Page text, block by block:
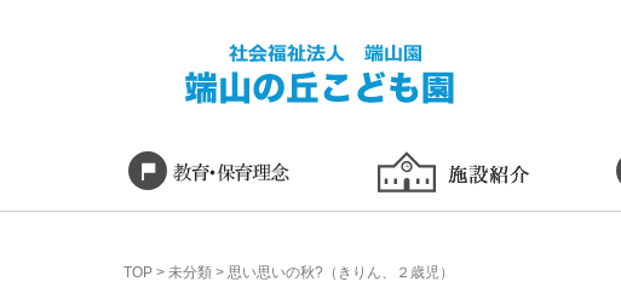
TOP > 未分類 > 思い思いの秋?（きりん、２歳児）